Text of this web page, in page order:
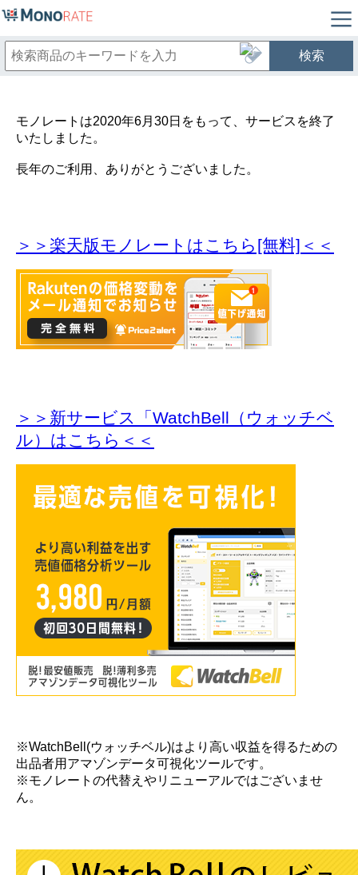
検索
モノレートは2020年6月30日をもって、サービスを終了
いたしました。
長年のご利用、ありがとうございました。
＞＞楽天版モノレートはこちら[無料]＜＜
＞＞新サービス「WatchBell（ウォッチベ
ル）はこちら＜＜
※WatchBell(ウォッチベル)はより高い収益を得るための
出品者用アマゾンデータ可視化ツールです。
※モノレートの代替えやリニューアルではございませ
ん。